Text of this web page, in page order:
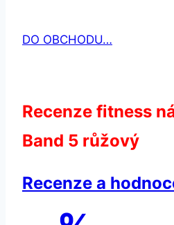
DO OBCHODU…
Recenze fitness
Band 5 růžový
Recenze a